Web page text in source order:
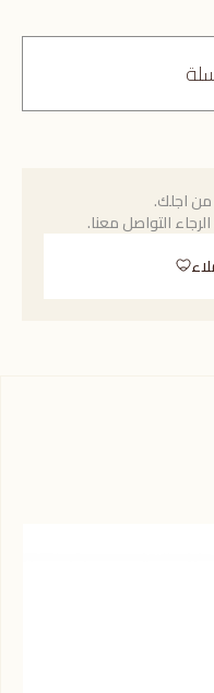
اجلك.
التواصل معنا.